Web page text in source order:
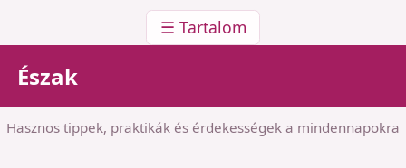
☰ Tartalom
Észak
Hasznos tippek, praktikák és érdekességek a mindennapokra